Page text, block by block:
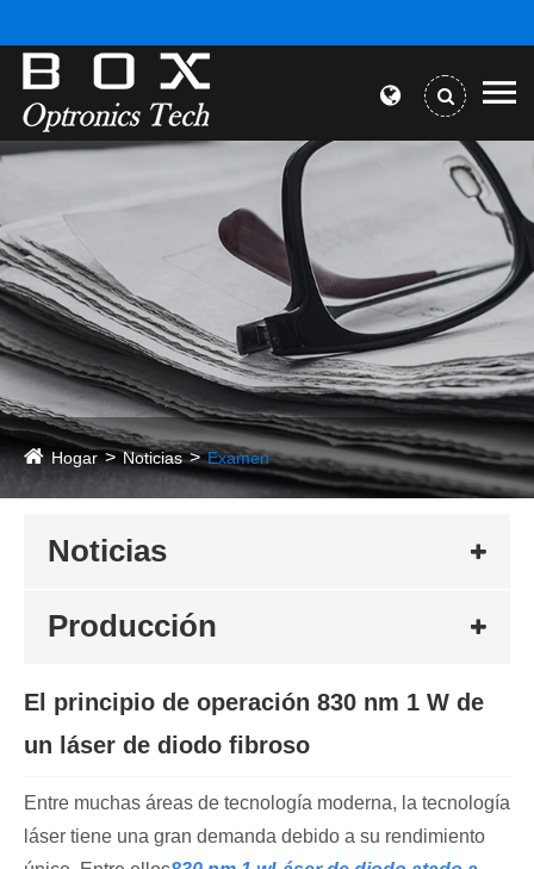
Hogar Noticias Examen
Noticias
Producción
El principio de operación 830 nm 1 W de
un láser de diodo fibroso
Entre muchas áreas de tecnología moderna, la tecnología
láser tiene una gran demanda debido a su rendimiento